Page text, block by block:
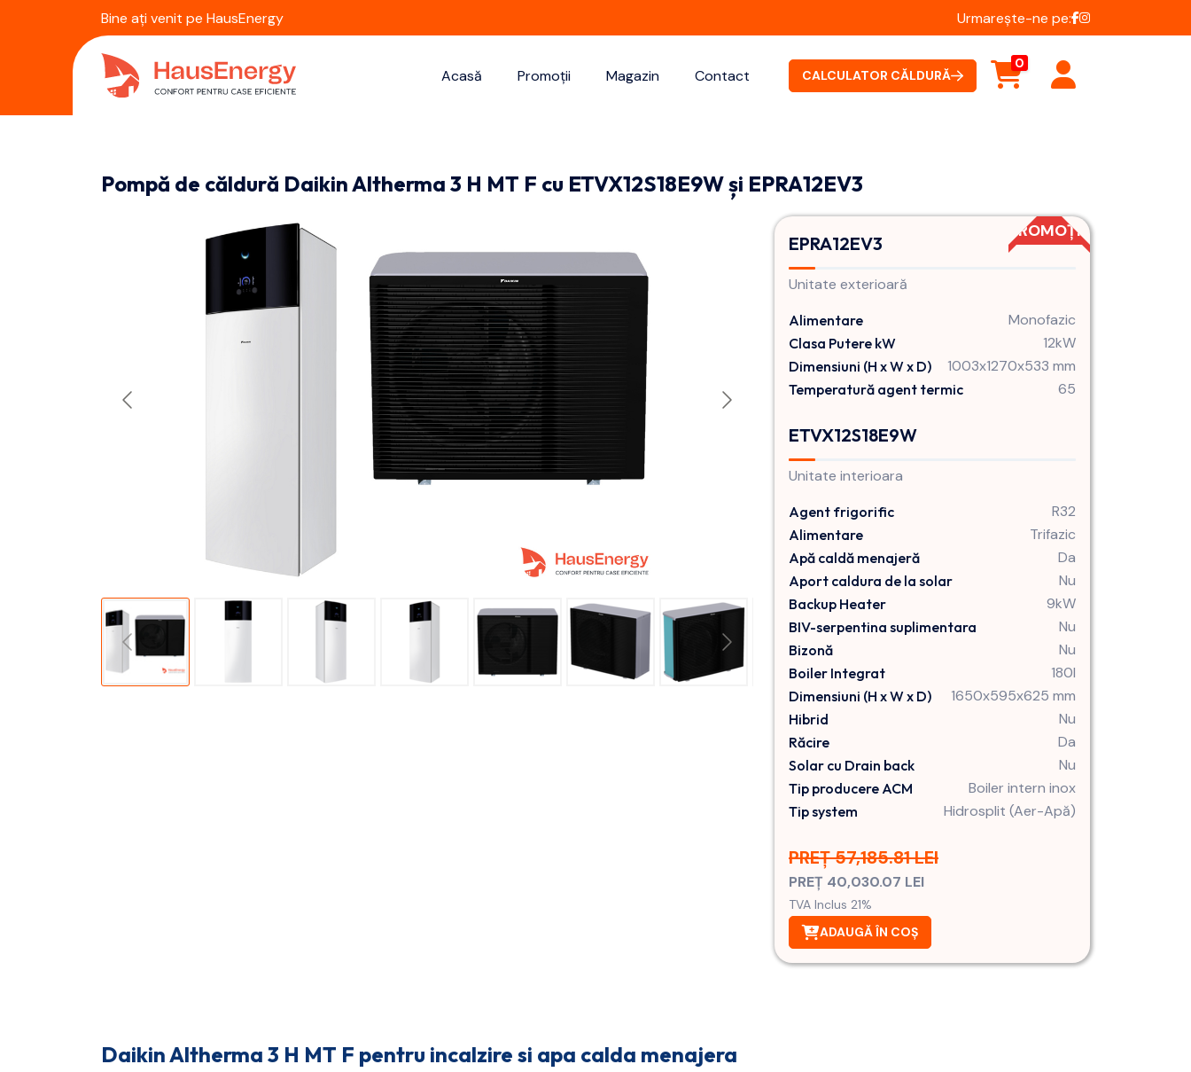
Bine ați venit pe HausEnergy Urmarește-ne pe:
Acasă Promoții Magazin Contact CALCULATOR CĂLDURĂ
0
Pompă de căldură Daikin Altherma 3 H MT F cu ETVX12S18E9W și EPRA12EV3
PROMOȚIE
EPRA12EV3
Unitate exterioară
Alimentare Monofazic
Clasa Putere kW 12kW
Dimensiuni (H x W x D) 1003x1270x533 mm
Temperatură agent termic 65
ETVX12S18E9W
Unitate interioara
Agent frigorific R32
Alimentare Trifazic
Apă caldă menajeră Da
Aport caldura de la solar Nu
Backup Heater 9kW
BIV-serpentina suplimentara Nu
Bizonă Nu
Boiler Integrat 180l
Dimensiuni (H x W x D) 1650x595x625 mm
Hibrid Nu
Răcire Da
Solar cu Drain back Nu
Tip producere ACM Boiler intern inox
Tip system Hidrosplit (Aer-Apă)
PREȚ 57,185.81 LEI
PREȚ 40,030.07 LEI
TVA Inclus 21%
ADAUGĂ ÎN COȘ
Daikin Altherma 3 H MT F pentru incalzire si apa calda menajera